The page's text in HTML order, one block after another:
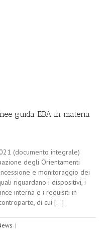
guida EBA in materia
(documento integrale)
degli Orientamenti
e monitoraggio dei
riguardano i dispositivi, i
interna e i requisiti in
di cui [...]
|